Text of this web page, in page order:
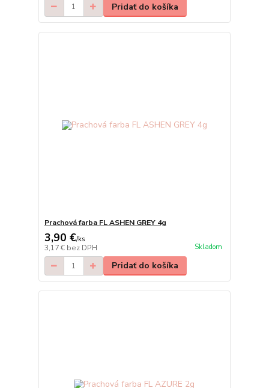
Pridať do košíka
Prachová farba FL ASHEN GREY 4g
3,90 €/ks
3,17 € bez DPH Skladom
Pridať do košíka